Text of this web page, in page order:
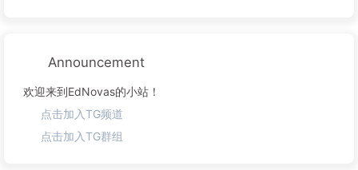
Announcement
欢迎来到EdNovas的小站！
点击加入TG频道
点击加入TG群组